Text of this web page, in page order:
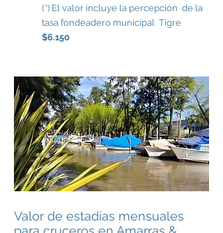
(*) El valor incluye la percepción de la
tasa fondeadero municipal Tigre
$6.150
Valor de estadías mensuales